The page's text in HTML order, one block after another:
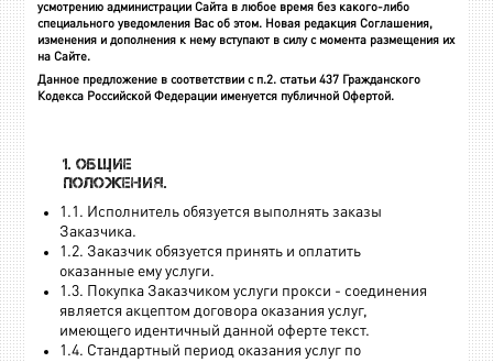
усмотрению администрации Сайта в любое время без какого-либо
специального уведомления Вас об этом. Новая редакция Соглашения,
изменения и дополнения к нему вступают в силу с момента размещения их
на Сайте.
Данное предложение в соответствии с п.2. статьи 437 Гражданского
Кодекса Российской Федерации именуется публичной Офертой.
1. Общие
положения.
1.1. Исполнитель обязуется выполнять заказы
Заказчика.
1.2. Заказчик обязуется принять и оплатить
оказанные ему услуги.
1.3. Покупка Заказчиком услуги прокси - соединения
является акцептом договора оказания услуг,
имеющего идентичный данной оферте текст.
1.4. Стандартный период оказания услуг по